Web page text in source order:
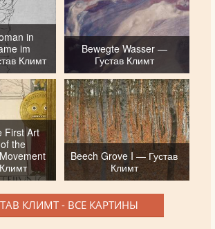
in
im
Климт
Bewegte Wasser —
Густав Климт
First Art
the
Beech Grove I — Густав
Климт
КЛИМТ - ВСЕ КАРТИНЫ